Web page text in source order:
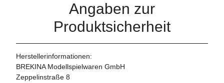
Angaben zur
Produktsicherheit
Herstellerinformationen:
BREKINA Modellspielwaren GmbH
Zeppelinstraße 8